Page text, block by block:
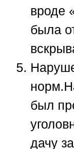
вроде
была
норм.
был
дачу